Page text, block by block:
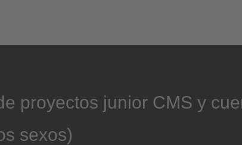
proyectos junior CMS y
sexos)